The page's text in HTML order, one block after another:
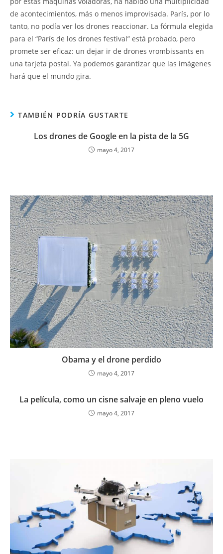
de acontecimientos, más o menos improvisada. París, por lo
tanto, no podía ver los drones reaccionar. La fórmula elegida
para el “París de los drones festival” está probado, pero
promete ser eficaz: un dejar ir de drones vrombissants en
una tarjeta postal. Ya podemos garantizar que las imágenes
hará que el mundo gira.
TAMBIÉN PODRÍA GUSTARTE
Los drones de Google en la pista de la 5G
mayo 4, 2017
Obama y el drone perdido
mayo 4, 2017
La película, como un cisne salvaje en pleno vuelo
mayo 4, 2017